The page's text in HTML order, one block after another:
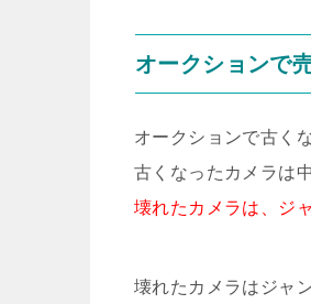
オークションで
オークションで古く
古くなったカメラは
壊れたカメラは、ジ
壊れたカメラはジャ